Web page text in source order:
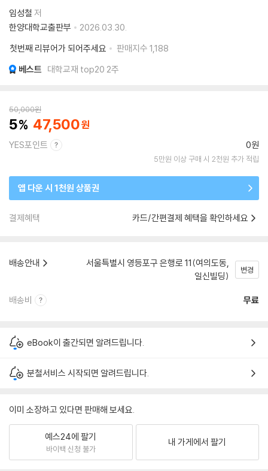
임성철 저
한양대학교출판부
2026.03.30.
첫번째 리뷰어가 되어주세요
판매지수 1,188
베스트 대학교재 top20 2주
50,000원
5 47,500
YES포인트 0원
5만원 이상 구매 시 2천원 추가 적립
앱 다운 시 1천원 상품권
결제혜택 카드/간편결제 혜택을 확인하세요
배송안내
서울특별시 영등포구 은행로 11(여의도동,
일신빌딩)
변경
배송비 무료
eBook이 출간되면 알려드립니다.
분철서비스 시작되면 알려드립니다.
이미 소장하고 있다면 판매해 보세요.
예스24에 팔기
바이백 신청 불가
내 가게에서 팔기